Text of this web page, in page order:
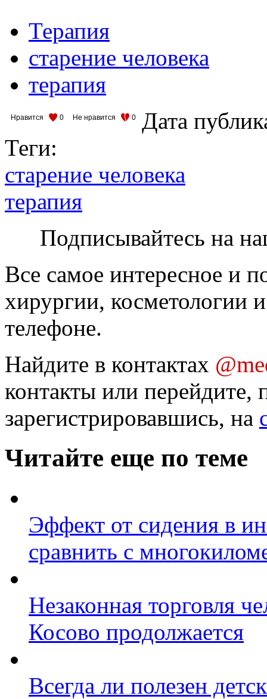
Терапия
старение человека
терапия
Нравится 0 Не нравится 0
Дата
Теги:
старение человека
терапия
Подписывайтесь на
Все самое интересное и
хирургии, косметологии
телефоне.
Найдите в контактах
контакты или перейдите,
зарегистрировавшись, на
Читайте еще по теме
Эффект от сидения в
сравнить с
Незаконная торговля
Косово продолжается
Всегда ли полезен